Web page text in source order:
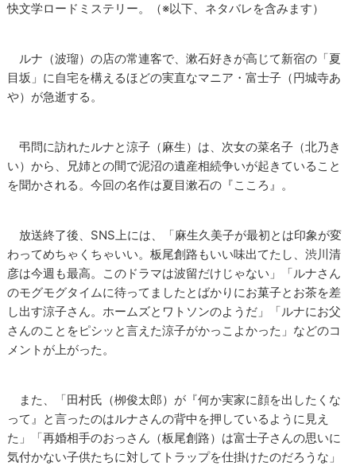
快文学ロードミステリー。（※以下、ネタバレを含みます）
ルナ（波瑠）の店の常連客で、漱石好きが高じて新宿の「夏
目坂」に自宅を構えるほどの実直なマニア・富士子（円城寺あ
や）が急逝する。
弔問に訪れたルナと涼子（麻生）は、次女の菜名子（北乃き
い）から、兄姉との間で泥沼の遺産相続争いが起きていること
を聞かされる。今回の名作は夏目漱石の『こころ』。
放送終了後、SNS上には、「麻生久美子が最初とは印象が変
わってめちゃくちゃいい。板尾創路もいい味出てたし、渋川清
彦は今週も最高。このドラマは波留だけじゃない」「ルナさん
のモグモグタイムに待ってましたとばかりにお菓子とお茶を差
し出す涼子さん。ホームズとワトソンのようだ」「ルナにお父
さんのことをピシッと言えた涼子がかっこよかった」などのコ
メントが上がった。
また、「田村氏（栁俊太郎）が『何か実家に顔を出したくな
って』と言ったのはルナさんの背中を押しているように見え
た」「再婚相手のおっさん（板尾創路）は富士子さんの思いに
気付かない子供たちに対してトラップを仕掛けたのだろうな」